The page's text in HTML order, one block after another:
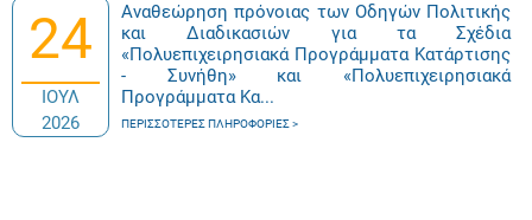
24
ΙΟΥΛ
2026
Αναθεώρηση πρόνοιας των Οδηγών Πολιτικής
και Διαδικασιών για τα Σχέδια
«Πολυεπιχειρησιακά Προγράμματα Κατάρτισης
- Συνήθη» και «Πολυεπιχειρησιακά
Προγράμματα Κα...
ΠΕΡΙΣΣΌΤΕΡΕΣ ΠΛΗΡΟΦΟΡΊΕΣ